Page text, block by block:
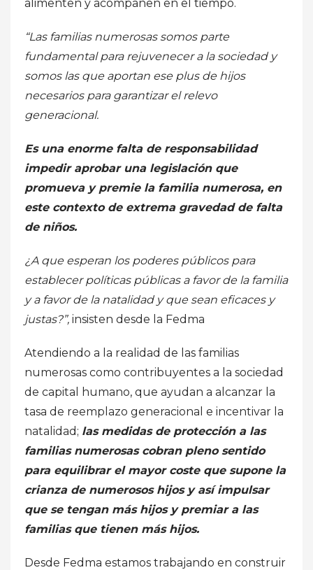
alimenten y acompañen en el tiempo.
“Las familias numerosas somos parte
fundamental para rejuvenecer a la sociedad y
somos las que aportan ese plus de hijos
necesarios para garantizar el relevo
generacional.
Es una enorme falta de responsabilidad
impedir aprobar una legislación que
promueva y premie la familia numerosa, en
este contexto de extrema gravedad de falta
de niños.
¿A que esperan los poderes públicos para
establecer políticas públicas a favor de la familia
y a favor de la natalidad y que sean eficaces y
justas?”, insisten desde la Fedma
Atendiendo a la realidad de las familias
numerosas como contribuyentes a la sociedad
de capital humano, que ayudan a alcanzar la
tasa de reemplazo generacional e incentivar la
natalidad; las medidas de protección a las
familias numerosas cobran pleno sentido
para equilibrar el mayor coste que supone la
crianza de numerosos hijos y así impulsar
que se tengan más hijos y premiar a las
familias que tienen más hijos.
Desde Fedma estamos trabajando en construir